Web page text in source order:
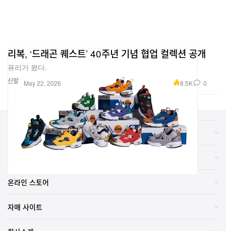
신발
리복, ‘드래곤 퀘스트’ 40주년 기념 협업 컬렉션 공개
퓨리가 왔다.
May 22, 2026 8.5K 0
카테고리
온라인 스토어
자매 사이트